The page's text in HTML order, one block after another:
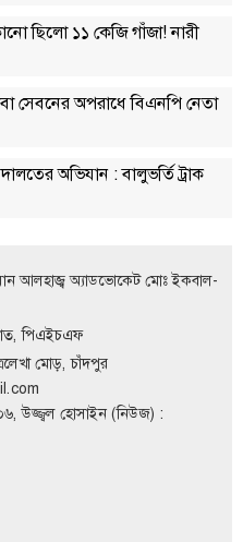
ছিলো ১১ কেজি গাঁজা! নারী
সেবনের অপরাধে বিএনপি নেতা
অভিযান : বালুভর্তি ট্রাক
আলহাজ্ব অ্যাডভোকেট মোঃ ইকবাল-
পিএইচএফ
মোড়, চাঁদপুর
উজ্জ্বল হোসাইন (নিউজ) :